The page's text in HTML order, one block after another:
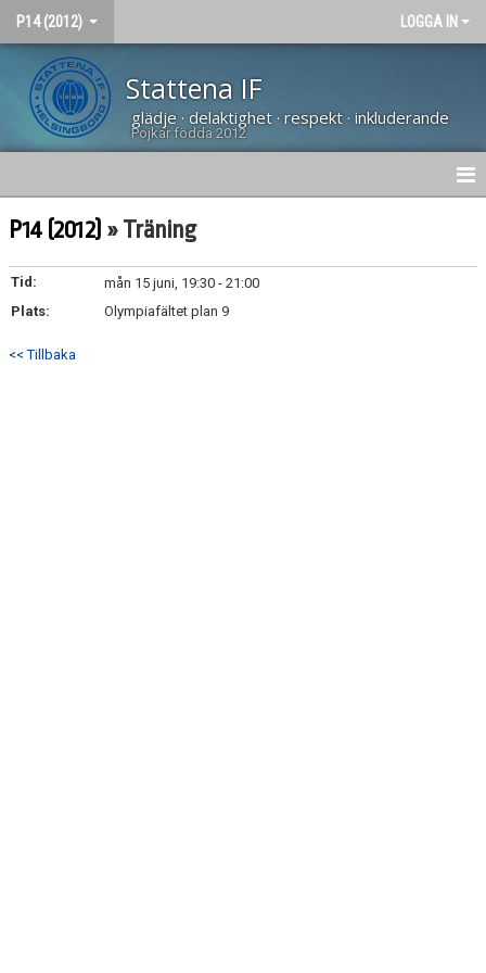
P14 (2012) LOGGA IN
Stattena IF
glädje · delaktighet · respekt · inkluderande
Pojkar födda 2012
HEM
NYHETER
KALENDER
KONTAKT
P14 (2012) » Träning
Tid:
mån 15 juni, 19:30 - 21:00
Plats:
Olympiafältet plan 9
<< Tillbaka